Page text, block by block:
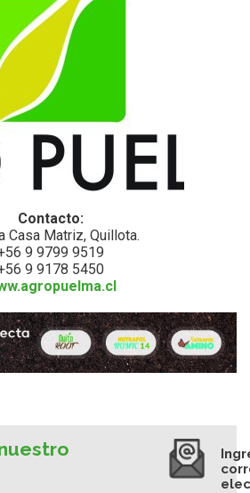
Contacto:
Casa Matriz, Quillota.
9 9799 9519
9 9178 5450